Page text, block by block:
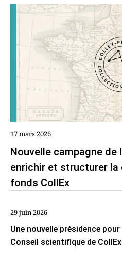
17 mars 2026
Nouvelle campagne de
enrichir et structurer la
fonds CollEx
29 juin 2026
Une nouvelle présidence pour
Conseil scientifique de